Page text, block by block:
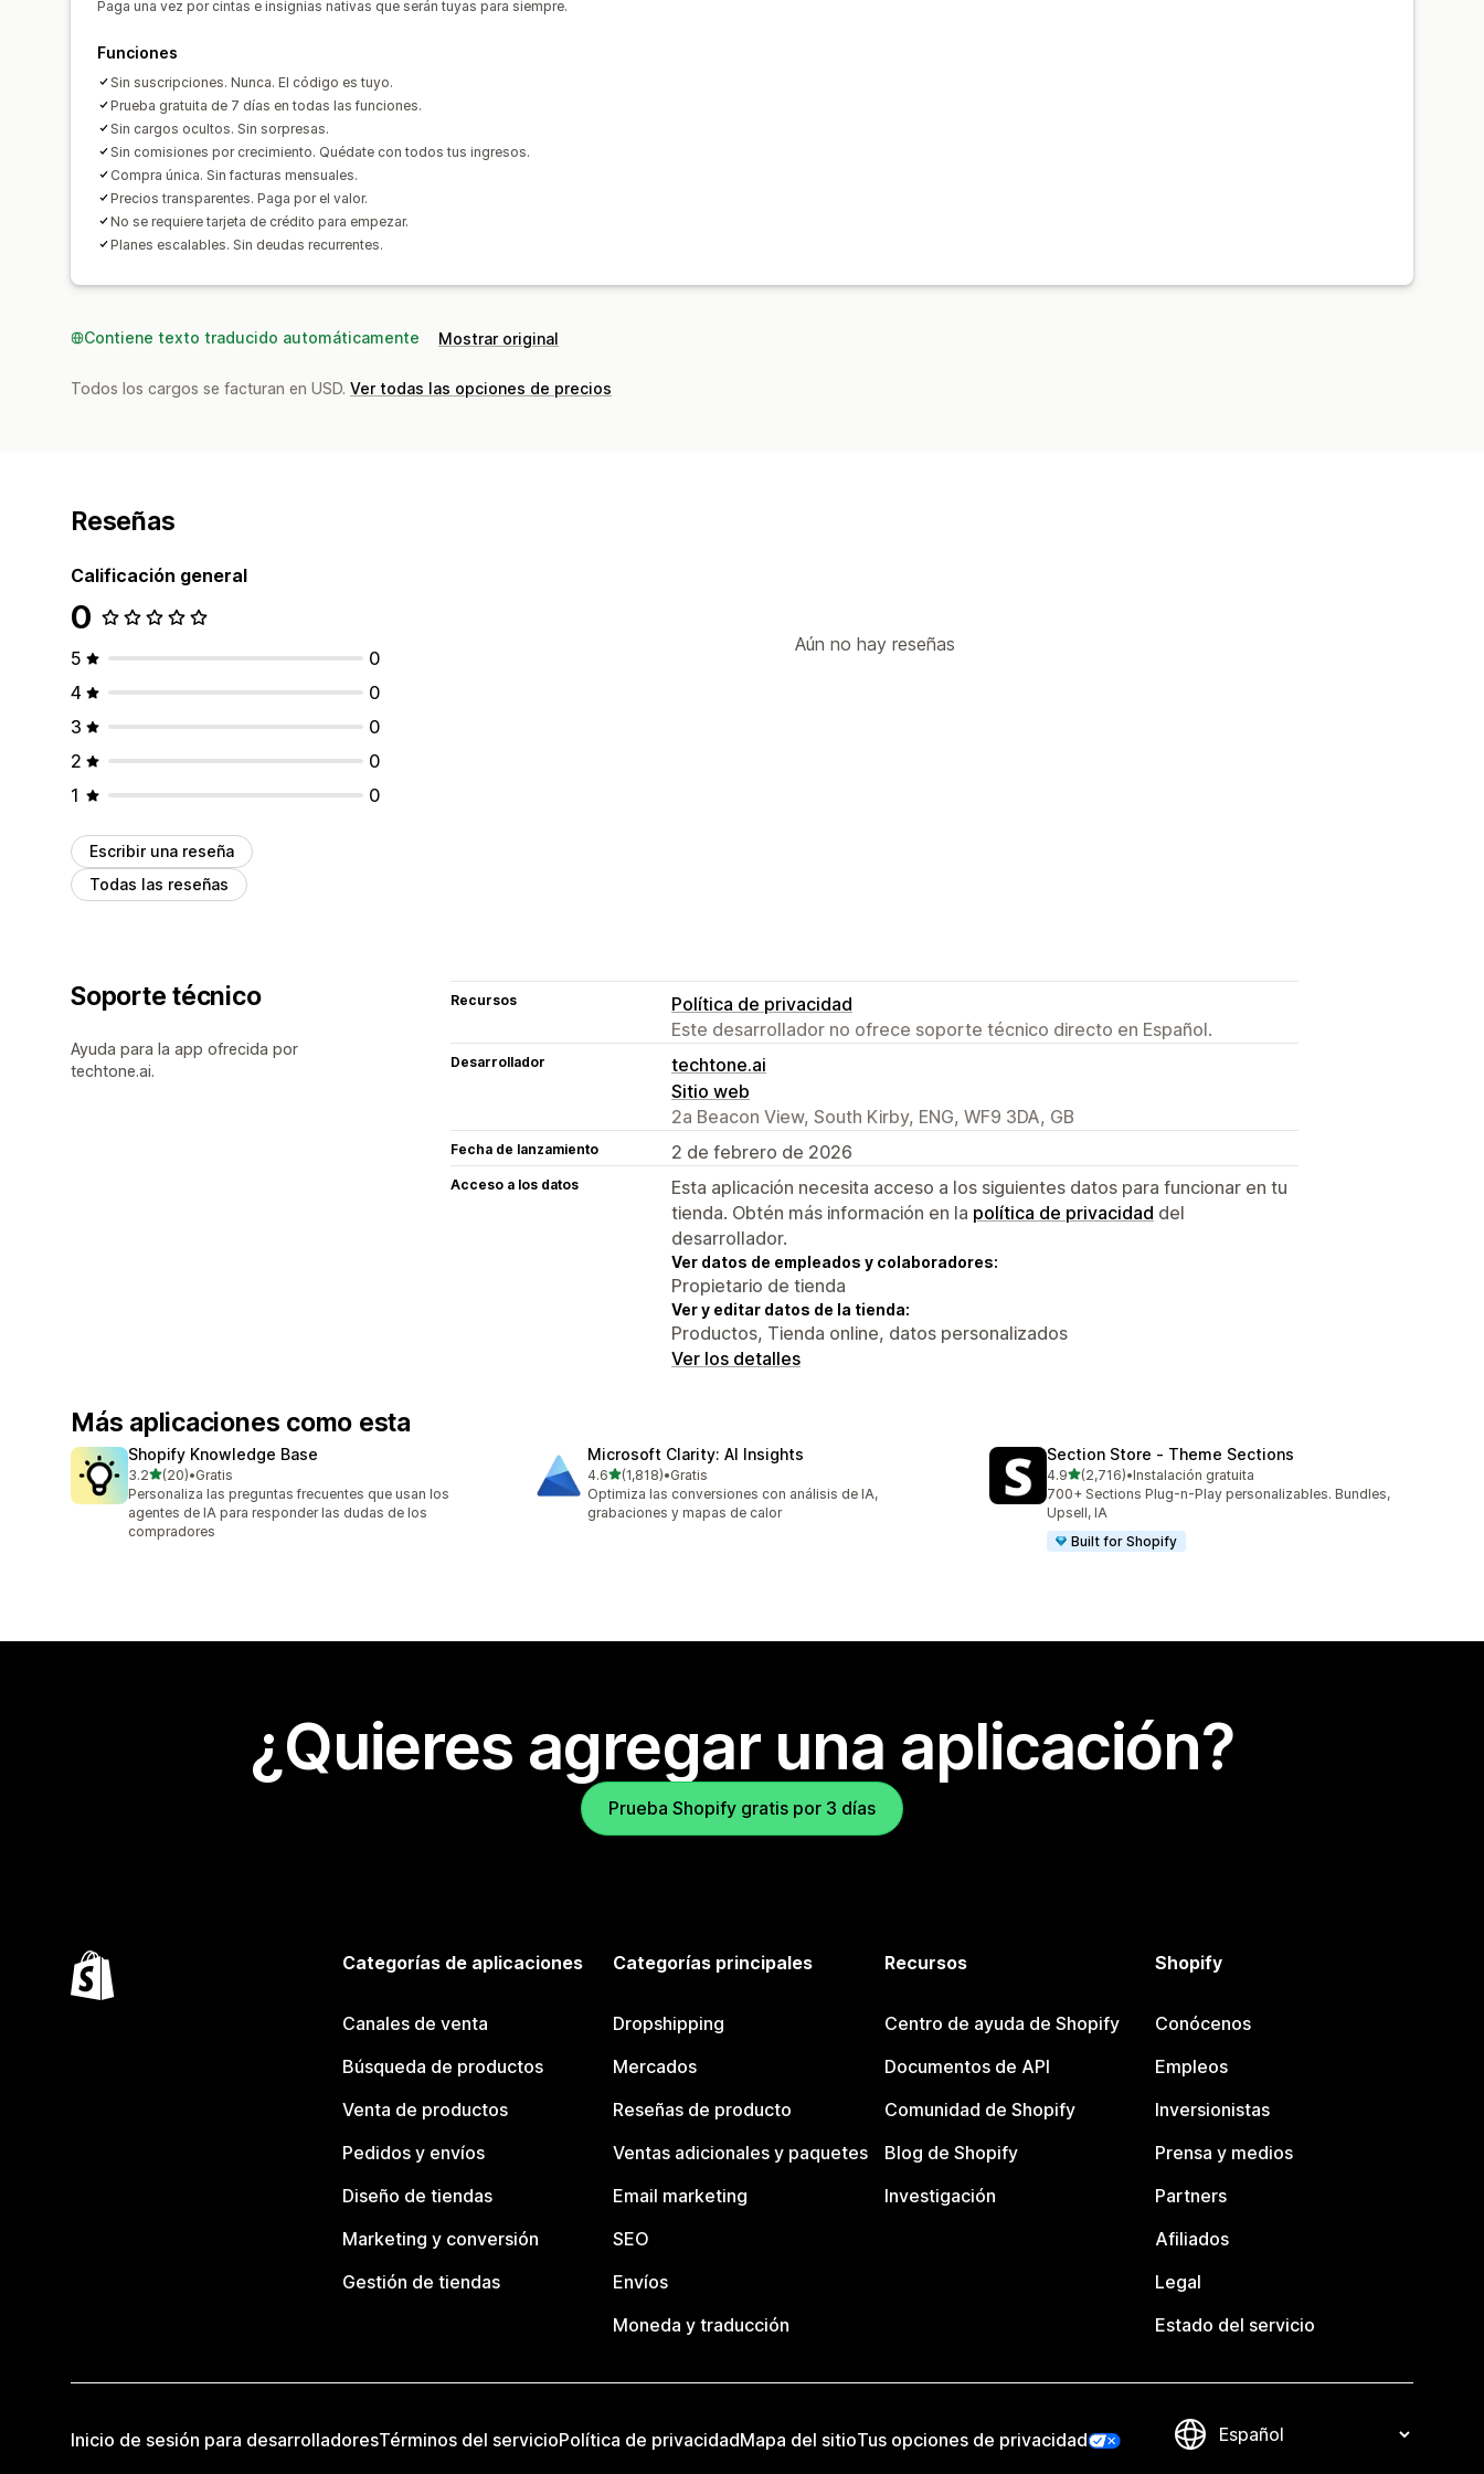
Paga una vez por cintas e insignias nativas que serán tuyas para siempre.
Funciones
Sin suscripciones. Nunca. El código es tuyo.
Prueba gratuita de 7 días en todas las funciones.
Sin cargos ocultos. Sin sorpresas.
Sin comisiones por crecimiento. Quédate con todos tus ingresos.
Compra única. Sin facturas mensuales.
Precios transparentes. Paga por el valor.
No se requiere tarjeta de crédito para empezar.
Planes escalables. Sin deudas recurrentes.
Contiene texto traducido automáticamente Mostrar original
Todos los cargos se facturan en USD. Ver todas las opciones de precios
Reseñas
Calificación general
0
5
0
4
0
3
0
2
0
1
0
Escribir una reseña
Todas las reseñas
Aún no hay reseñas
Soporte técnico
Ayuda para la app ofrecida por
techtone.ai.
Recursos
Política de privacidad
Este desarrollador no ofrece soporte técnico directo en Español.
Desarrollador
techtone.ai
Sitio web
2a Beacon View, South Kirby, ENG, WF9 3DA, GB
Fecha de lanzamiento 2 de febrero de 2026
Acceso a los datos
Esta aplicación necesita acceso a los siguientes datos para funcionar en tu
tienda. Obtén más información en la política de privacidad del
desarrollador.
Ver datos de empleados y colaboradores:
Propietario de tienda
Ver y editar datos de la tienda:
Productos, Tienda online, datos personalizados
Ver los detalles
Más aplicaciones como esta
Shopify Knowledge Base
3.2de 5 estrellas
(20)
20 reseñas en total
•Gratis
Personaliza las preguntas frecuentes que usan los
agentes de IA para responder las dudas de los
compradores
Microsoft Clarity: AI Insights
4.6de 5 estrellas
(1,818)
1818 reseñas en total
•Gratis
Optimiza las conversiones con análisis de IA,
grabaciones y mapas de calor
Section Store ‑ Theme Sections
4.9de 5 estrellas
(2,716)
2716 reseñas en total
•Instalación gratuita
700+ Sections Plug-n-Play personalizables. Bundles,
Upsell, IA
Built for Shopify
¿Quieres agregar una aplicación?
Prueba Shopify gratis por 3 días
Categorías de aplicaciones
Canales de venta
Búsqueda de productos
Venta de productos
Pedidos y envíos
Diseño de tiendas
Marketing y conversión
Gestión de tiendas
Categorías principales
Dropshipping
Mercados
Reseñas de producto
Ventas adicionales y paquetes
Email marketing
SEO
Envíos
Moneda y traducción
Recursos
Centro de ayuda de Shopify
Documentos de API
Comunidad de Shopify
Blog de Shopify
Investigación
Shopify
Conócenos
Empleos
Inversionistas
Prensa y medios
Partners
Afiliados
Legal
Estado del servicio
Inicio de sesión para desarrolladoresTérminos del servicioPolítica de privacidadMapa del sitioTus opciones de privacidad